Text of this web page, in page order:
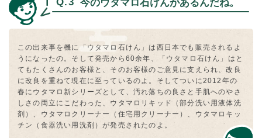
今のウタマロ⽯けんがあるんだね。
この出来事を機に「ウタマロ⽯けん」は⻄⽇本でも販売されるよ
うになったの。そして発売から60余年、「ウタマロ⽯けん」はと
てもたくさんのお客様と、そのお客様のご意⾒に⽀えられ、改良
に改良を重ねて現在に⾄っているのよ。そしてついに2012年の
春にウタマロ新シリーズとして、汚れ落ちの良さと⼿肌へのやさ
しさの両⽴にこだわった、ウタマロリキッド（部分洗い⽤液体洗
剤）、ウタマロクリーナー（住宅⽤クリーナー）、ウタマロキッ
チン（⾷器洗い用洗剤）が発売されたのよ。